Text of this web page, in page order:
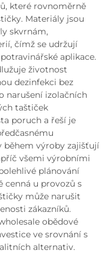
které rovnoměrně
Materiály jsou
skvrnám,
čímž se udržují
aplikace.
životnost
dezinfekci bez
narušení izolačních
taštiček
poruch a řeší je
během výroby zajišťují
všemi výrobními
plánování
cenná u provozů s
může narušit
zákazníků.
obědové
ve srovnání s
alternativ.